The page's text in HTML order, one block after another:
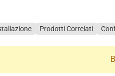
Prodotti Correlati